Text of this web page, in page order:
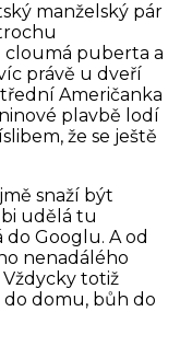
manželský pár
cloumá puberta a
právě u dveří
Američanka
plavbě lodí
že se ještě
snaží být
udělá tu
do Googlu. A od
nenadálého
totiž
domu, bůh do